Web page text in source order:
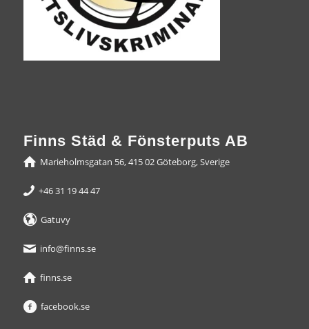
Finns Städ & Fönsterputs AB
Marieholmsgatan 56, 415 02 Göteborg, Sverige
+46 31 19 44 47
Gatuvy
info@finns.se
finns.se
facebook.se